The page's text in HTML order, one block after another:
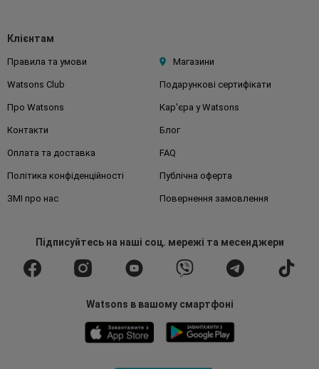
Клієнтам
Правила та умови Магазини
Watsons Club Подарункові сертифікати
Про Watsons Кар'єра у Watsons
Контакти Блог
Оплата та доставка FAQ
Політика конфіденційності Публічна оферта
ЗМІ про нас Повернення замовлення
Підписуйтесьна наші соц. мережі та месенджери
Watsons в вашому смартфоні